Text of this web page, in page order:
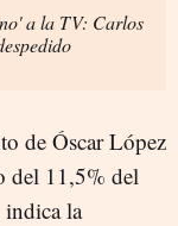
a la TV: Carlos
de Óscar López
del 11,5% del
la